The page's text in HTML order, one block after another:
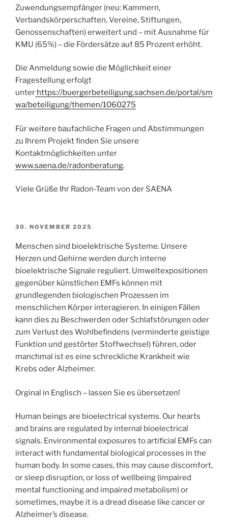
Zuwendungsempfänger (neu: Kammern,
Verbandskörperschaften, Vereine, Stiftungen,
Genossenschaften) erweitert und – mit Ausnahme für
KMU (65%) – die Fördersätze auf 85 Prozent erhöht.
Die Anmeldung sowie die Möglichkeit einer
Fragestellung erfolgt
unter https://buergerbeteiligung.sachsen.de/portal/sm
wa/beteiligung/themen/1060275
Für weitere baufachliche Fragen und Abstimmungen
zu Ihrem Projekt finden Sie unsere
Kontaktmöglichkeiten unter
www.saena.de/radonberatung.
Viele Grüße Ihr Radon-Team von der SAENA
VERÖFFENTLICHT
30. NOVEMBER 2025
Menschen sind bioelektrische Systeme. Unsere
Herzen und Gehirne werden durch interne
bioelektrische Signale reguliert. Umweltexpositionen
gegenüber künstlichen EMFs können mit
grundlegenden biologischen Prozessen im
menschlichen Körper interagieren. In einigen Fällen
kann dies zu Beschwerden oder Schlafstörungen oder
zum Verlust des Wohlbefindens (verminderte geistige
Funktion und gestörter Stoffwechsel) führen, oder
manchmal ist es eine schreckliche Krankheit wie
Krebs oder Alzheimer.
Orginal in Englisch – lassen Sie es übersetzen!
Human beings are bioelectrical systems. Our hearts
and brains are regulated by internal bioelectrical
signals. Environmental exposures to artificial EMFs can
interact with fundamental biological processes in the
human body. In some cases, this may cause discomfort,
or sleep disruption, or loss of wellbeing (impaired
mental functioning and impaired metabolism) or
sometimes, maybe it is a dread disease like cancer or
Alzheimer’s disease.